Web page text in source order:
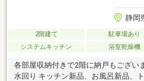
静岡
2階建て 駐車場あり
システムキッチン
浴室乾燥機
各部屋収納付きで2階に納戸もござい
水回り キッチン新品、お風呂新品、